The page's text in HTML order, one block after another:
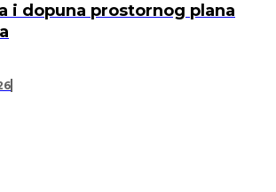
i dopuna prostornog plana